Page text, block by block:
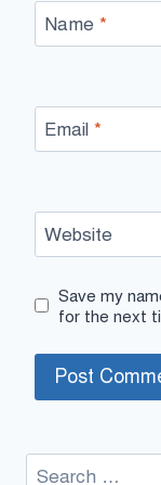
Name *
Email *
Website
Save my
for the next
Search